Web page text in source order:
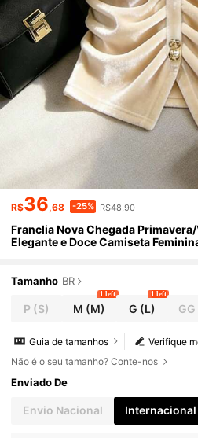
R$36,68 -25% R$48,90
Franclia Nova Chegada
Elegante e Doce Camiseta
Tamanho BR
P (S) M (M)
1 left
G (L)
1 left
GG
Verifique
Guia de tamanhos
Não é o seu tamanho? Conte-nos
Enviado De
Envio Nacional Internacional